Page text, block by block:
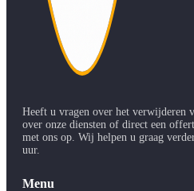
Heeft u vragen over het
over onze diensten of direct een
met ons op. Wij helpen u graag
uur.
Menu